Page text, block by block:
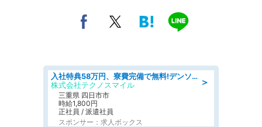
＞
入社特典58万円、寮費完備で無料!デンソーで働こう!自動車工場で小型部品の検査業務 denso aichi
株式会社テクノスマイル
三重県 四日市市
時給1,800円
正社員 / 派遣社員
スポンサー：求人ボックス